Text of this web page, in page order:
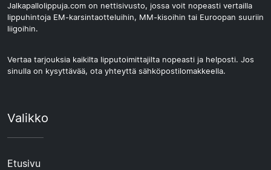
Jalkapallolippuja.com on nettisivusto, jossa voit nopeasti vertailla
lippuhintoja EM-karsintaotteluihin, MM-kisoihin tai Euroopan suuriin
liigoihin.
Vertaa tarjouksia kaikilta lipputoimittajilta nopeasti ja helposti. Jos
sinulla on kysyttävää, ota yhteyttä sähköpostilomakkeella.
Valikko
Etusivu